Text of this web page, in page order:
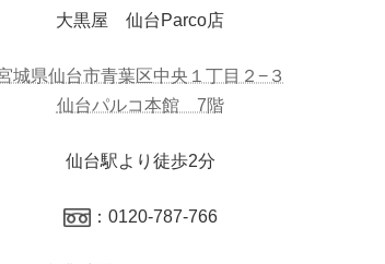
大黒屋 仙台Parco店
城県仙台市青葉区中央１丁目２−３
仙台パルコ本館 7階
仙台駅より徒歩2分
：0120-787-766